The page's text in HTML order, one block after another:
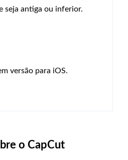
seja antiga ou inferior.
versão para iOS.
o CapCut